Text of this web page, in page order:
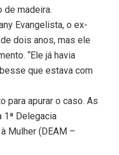
de madeira.
Evangelista, o ex-
dois anos, mas ele
“Ele já havia
que estava com
para apurar o caso. As
Delegacia
Mulher (DEAM –